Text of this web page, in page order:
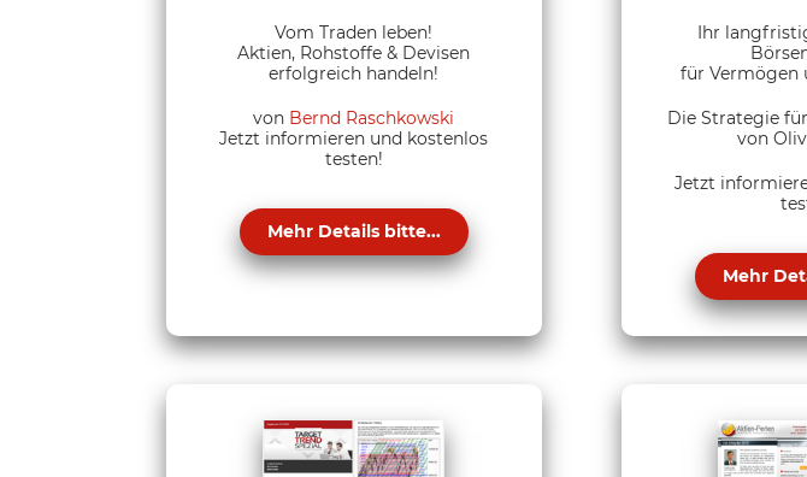
Vom Traden leben!
Aktien, Rohstoffe & Devisen
erfolgreich handeln!
von Bernd Raschkowski
Jetzt informieren und kostenlos
testen!
Mehr Details bitte...
Ihr
für Vermögen
Die Strategie
von
Jetzt
Mehr